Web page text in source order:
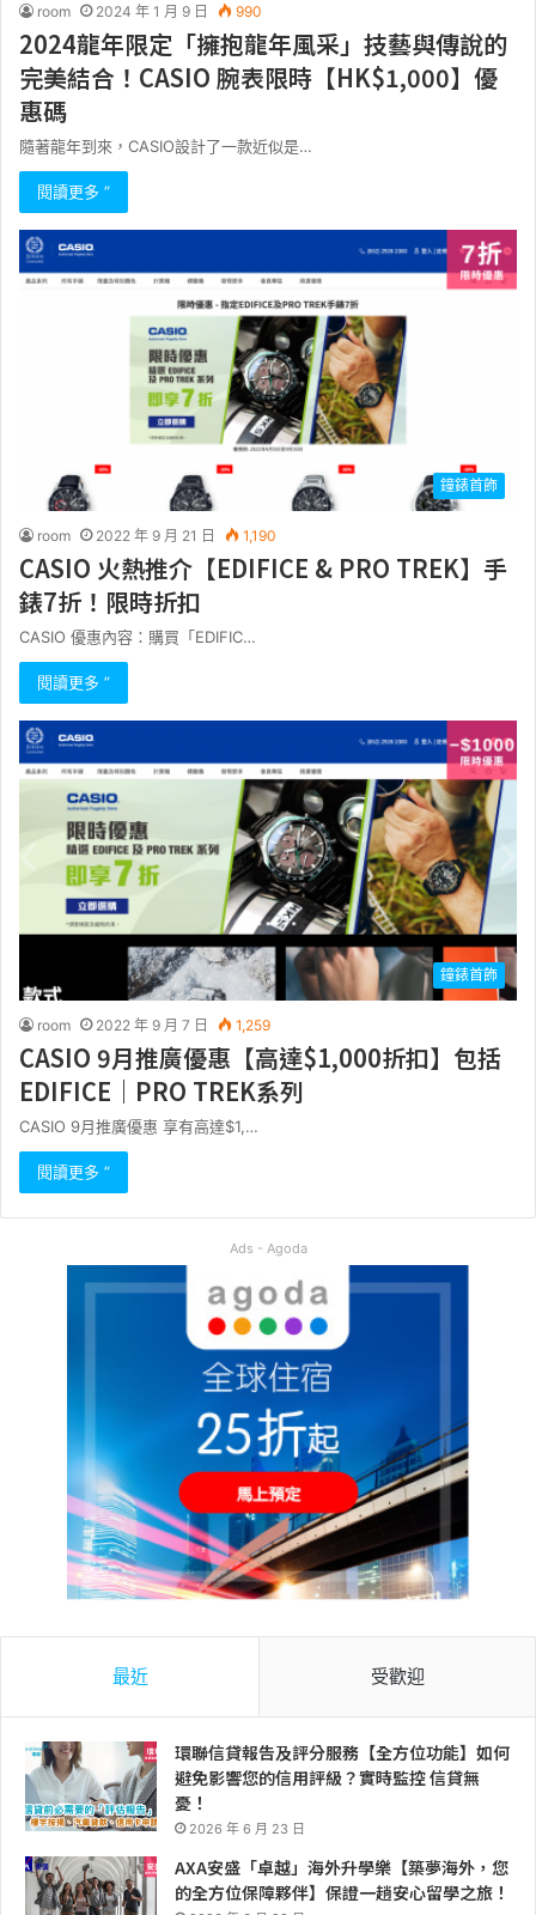
room 2024 年 1 月 9 日 990
2024龍年限定「擁抱龍年風采」技藝與傳說的
完美結合！CASIO 腕表限時【HK$1,000】優
惠碼
隨著龍年到來，CASIO設計了一款近似是…
閱讀更多 ”
鐘錶首飾
room 2022 年 9 月 21 日 1,190
CASIO 火熱推介【EDIFICE & PRO TREK】手
錶7折！限時折扣
CASIO 優惠內容：購買「EDIFIC…
閱讀更多 ”
鐘錶首飾
room 2022 年 9 月 7 日 1,259
CASIO 9月推廣優惠【高達$1,000折扣】包括
EDIFICE｜PRO TREK系列
CASIO 9月推廣優惠 享有高達$1,…
閱讀更多 ”
Ads - Agoda
最近 受歡迎
環聯信貸報告及評分服務【全方位功能】如何
避免影響您的信用評級？實時監控 信貸無
憂！
2026 年 6 月 23 日
AXA安盛「卓越」海外升學樂【築夢海外，您
的全方位保障夥伴】保證一趟安心留學之旅！